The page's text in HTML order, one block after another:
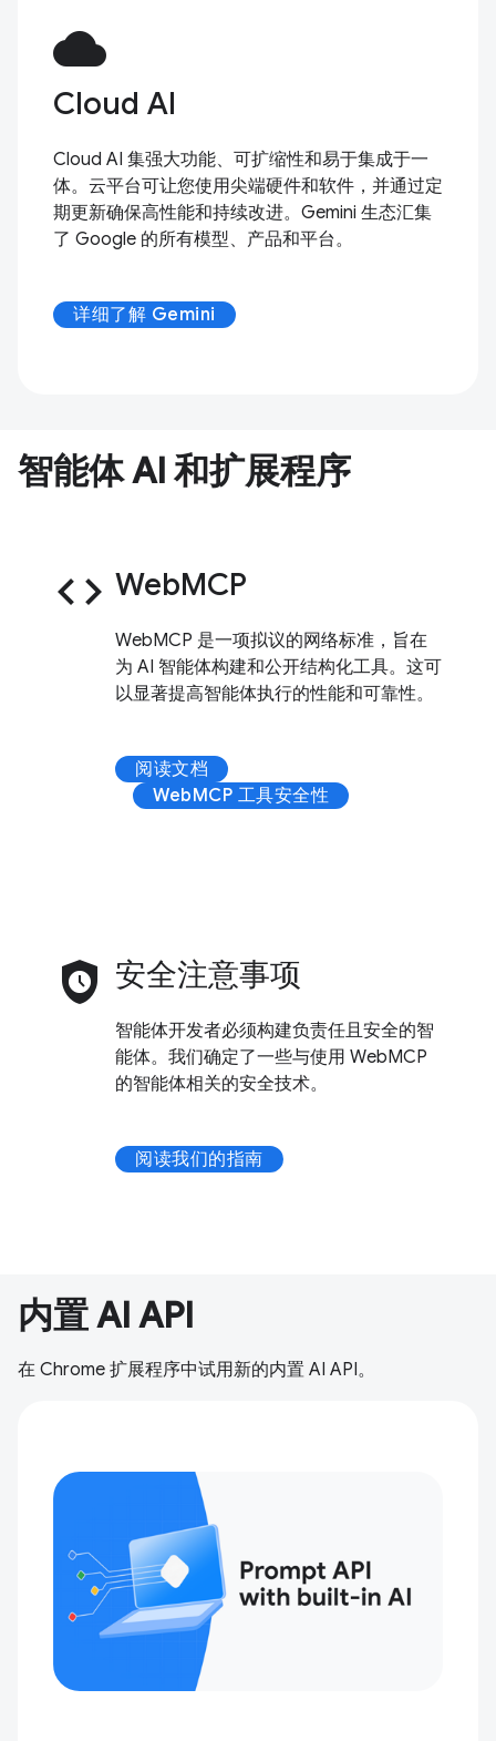
cloud
Cloud AI
Cloud AI 集强大功能、可扩缩性和易于集成于一
体。云平台可让您使用尖端硬件和软件，并通过定
期更新确保高性能和持续改进。Gemini 生态汇集
了 Google 的所有模型、产品和平台。
详细了解 Gemini
智能体 AI 和扩展程序
code WebMCP
WebMCP 是一项拟议的网络标准，旨在
为 AI 智能体构建和公开结构化工具。这可
以显著提高智能体执行的性能和可靠性。
阅读文档
WebMCP 工具安全性
safety_check 安全注意事项
智能体开发者必须构建负责任且安全的智
能体。我们确定了一些与使用 WebMCP
的智能体相关的安全技术。
阅读我们的指南
内置 AI API
在 Chrome 扩展程序中试用新的内置 AI API。